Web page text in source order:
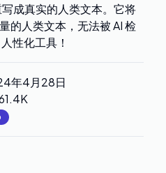
成真实的人类文本。它将
的人类文本，无法被 AI 检
性化工具！
年4月28日